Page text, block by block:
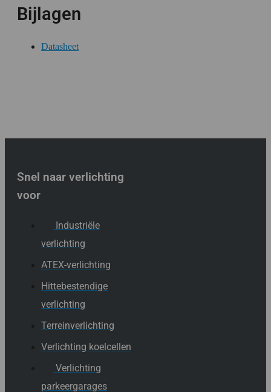
Bijlagen
Datasheet
Snel naar verlichting
voor
Industriële
verlichting
ATEX-verlichting
Hittebestendige
verlichting
Terreinverlichting
Verlichting koelcellen
Verlichting
parkeergarages